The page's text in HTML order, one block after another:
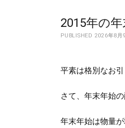
小
野
商
2015年の
PUBLISHED 2026年8月
平素は格別なお
さて、年末年始
年末年始は物量